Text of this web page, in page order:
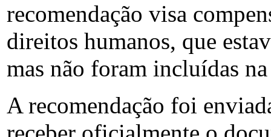
recomendação visa
direitos humanos, que
mas não foram incluídas
A recomendação foi